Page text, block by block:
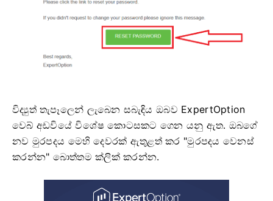
විද්‍යුත් තැපෑලෙන් ලැබෙන සබැඳිය ඔබව ExpertOption
වෙබ් අඩවියේ විශේෂ කොටසකට ගෙන යනු ඇත. ඔබගේ
නව මුරපදය මෙහි දෙවරක් ඇතුළත් කර "මුරපදය වෙනස්
කරන්න" බොත්තම ක්ලික් කරන්න.